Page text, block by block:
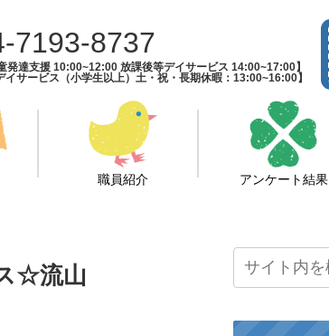
7193-8737
発達支援 10:00~12:00 放課後等デイサービス 14:00~17:00】
イサービス（小学生以上）土・祝・長期休暇：13:00~16:00】
職員紹介 アンケート結果
☆流山